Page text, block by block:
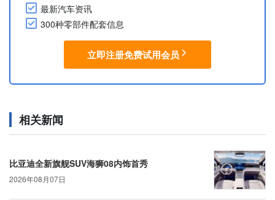
最新汽车资讯
300种零部件配套信息
立即注册免费试用会员
相关新闻
比亚迪全新旗舰SUV海狮08内饰首秀
2026年08月07日